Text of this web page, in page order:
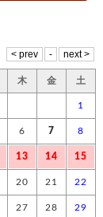
木 金 土
1
6 7 8
13 14 15
20 21 22
27 28 29